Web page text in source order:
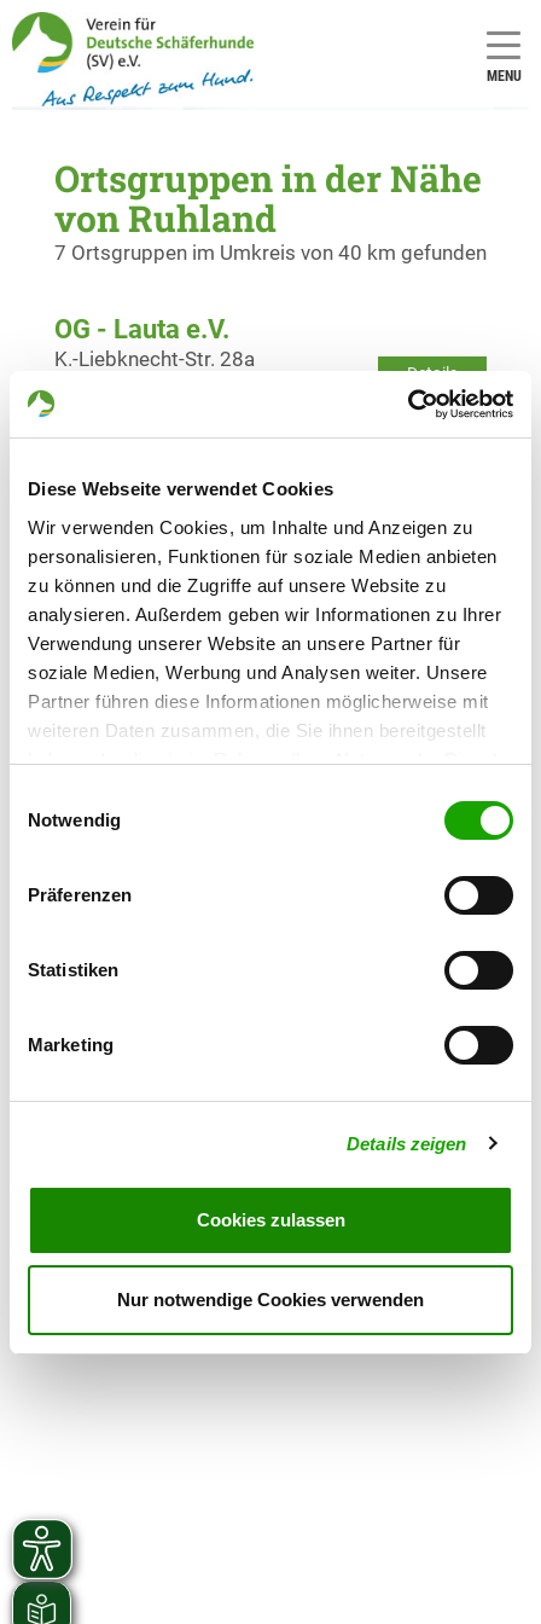
Diese Webseite verwendet Cookies
Wir verwenden Cookies, um Inhalte und Anzeigen zu
personalisieren, Funktionen für soziale Medien anbieten
zu können und die Zugriffe auf unsere Website zu
analysieren. Außerdem geben wir Informationen zu Ihrer
Verwendung unserer Website an unsere Partner für
soziale Medien, Werbung und Analysen weiter. Unsere
Partner führen diese Informationen möglicherweise mit
weiteren Daten zusammen, die Sie ihnen bereitgestellt
haben oder die sie im Rahmen Ihrer Nutzung der Dienste
Cookies, wenn Sie unsere Webseite weiterhin nutzen.
Notwendig
Präferenzen
Statistiken
Marketing
Details zeigen
Cookies zulassen
Nur notwendige Cookies verwenden
MENU
Ortsgruppen in der Nähe
von Ruhland
7 Ortsgruppen im Umkreis von 40 km gefunden
OG - Lauta e.V.
Details
K.-Liebknecht-Str. 28a
Am Poetensteg
03229 Altdöbern
OG - Hundesportverein Radeberg
e.V.
Details
Kleinwollmsdorfer Str.
01454 Radeberg
OG - Hundeclub Lohsa e.V.
Details
02999 Lohsa-Litschen
OG - Spansberg
Details
04924 Prestewitz
OG - Am Ilsesee e.V.
01983 Großräschen